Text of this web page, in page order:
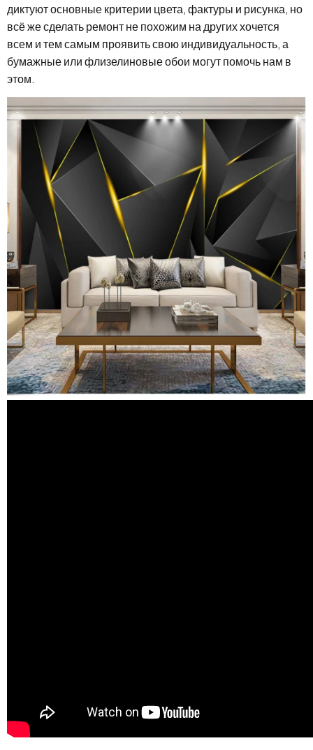
диктуют основные критерии цвета, фактуры и рисунка, но
всё же сделать ремонт не похожим на других хочется
всем и тем самым проявить свою индивидуальность, а
бумажные или флизелиновые обои могут помочь нам в
этом.